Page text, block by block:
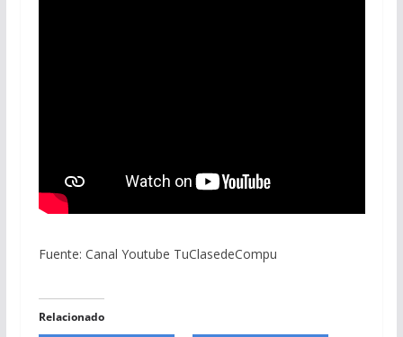
Fuente: Canal Youtube TuClasedeCompu
Relacionado